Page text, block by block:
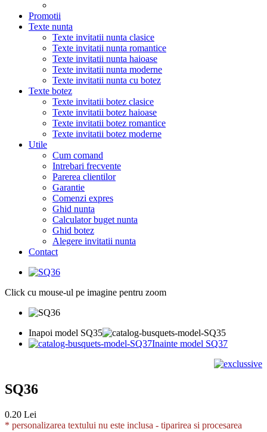
Promotii
Texte nunta
Texte invitatii nunta clasice
Texte invitatii nunta romantice
Texte invitatii nunta haioase
Texte invitatii nunta moderne
Texte invitatii nunta cu botez
Texte botez
Texte invitatii botez clasice
Texte invitatii botez haioase
Texte invitatii botez romantice
Texte invitatii botez moderne
Utile
Cum comand
Intrebari frecvente
Parerea clientilor
Garantie
Comenzi expres
Ghid nunta
Calculator buget nunta
Ghid botez
Alegere invitatii nunta
Contact
Click cu mouse-ul pe imagine pentru zoom
Inapoi model SQ35
Inainte model SQ37
SQ36
0.20 Lei
* personalizarea textului nu este inclusa - tiparirea si procesarea